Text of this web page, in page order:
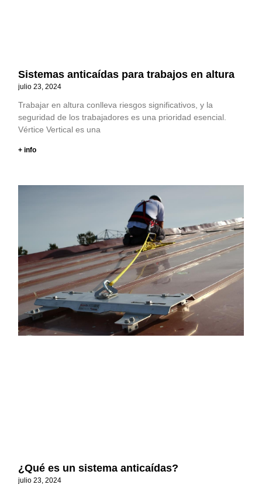
Sistemas anticaídas para trabajos en altura
julio 23, 2024
Trabajar en altura conlleva riesgos significativos, y la
seguridad de los trabajadores es una prioridad esencial.
Vértice Vertical es una
+ info
¿Qué es un sistema anticaídas?
julio 23, 2024